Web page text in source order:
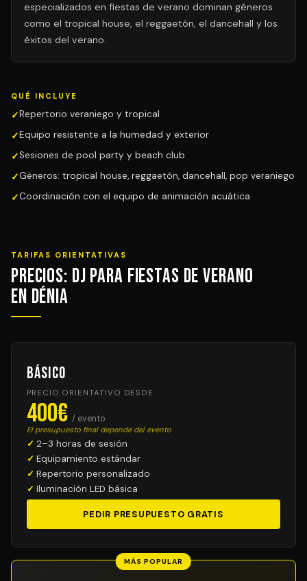
especializados en fiestas de verano dominan géneros
como el tropical house, el reggaetón, el dancehall y los
éxitos del verano.
QUÉ INCLUYE
Repertorio veraniego y tropical
Equipo resistente a la humedad y exterior
Sesiones de pool party y beach club
Géneros: tropical house, reggaetón, dancehall, pop veraniego
Coordinación con el equipo de animación acuática
TARIFAS ORIENTATIVAS
Precios: DJ para Fiestas de Verano
en Dénia
Básico
PRECIO ORIENTATIVO DESDE
400€ / evento
El presupuesto final depende del evento
2–3 horas de sesión
Equipamiento estándar
Repertorio personalizado
Iluminación LED básica
PEDIR PRESUPUESTO GRATIS
MÁS POPULAR